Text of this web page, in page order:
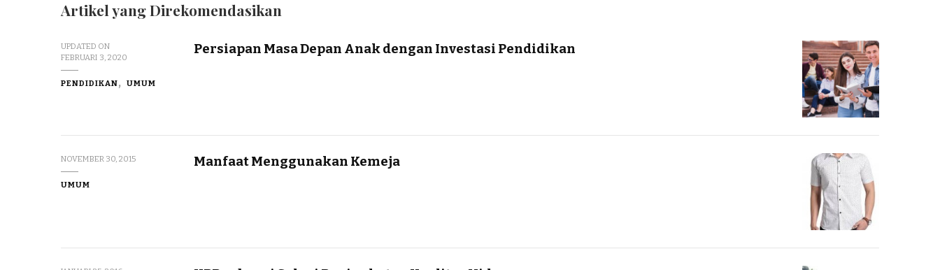
Artikel yang Direkomendasikan
UPDATED ON
FEBRUARI 3, 2020
PENDIDIKAN UMUM
Persiapan Masa Depan Anak dengan Investasi Pendidikan
NOVEMBER 30, 2015
UMUM
Manfaat Menggunakan Kemeja